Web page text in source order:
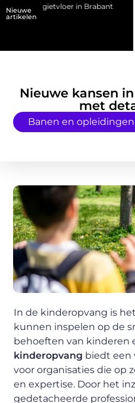
Nieuwe
artikelen
gietvloer in Brabant Kies
Nieuwe kansen
met
Banen en opleidingen
In de kinderopvang is
kunnen inspelen op de
behoeften van kinderen
kinderopvang biedt een
voor organisaties die op
en expertise. Door het
gedetacheerde